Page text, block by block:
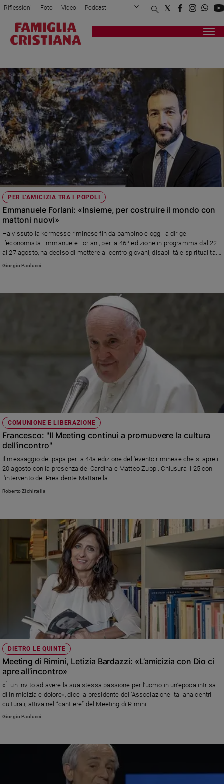
Attualità
Politica
Mondo
Economia
Legalità
e
giustizia
Sport
Interviste
Papa
Papa
Chiesa
Chiesa
Fede
Società
e
valori
Creato
Volontariato
valore
della
inclusione
Costume
Cultura
e
spettacoli
Sanremo
2026
Cinema,
Tv
Riflessioni Foto Video Podcast
Privacy Policy Chi siamo
Registrati Redazione
PER L’AMICIZIA TRA I POPOLI
Emmanuele Forlani: «Insieme, per costruire il mondo con
mattoni nuovi»
Ha vissuto la kermesse riminese fin da bambino e oggi la dirige.
L’economista Emmanuele Forlani, per la 46ª edizione in programma dal 22
al 27 agosto, ha deciso di mettere al centro giovani, disabilità e spiritualità.
E spiega: «Il nostro compito è mostrare che si può iniettare speranza anche
Giorgio Paolucci
COMUNIONE E LIBERAZIONE
Francesco: "Il Meeting continui a promuovere la cultura
dell'incontro"
Il messaggio del papa per la 44a edizione dell'evento riminese che si apre il
20 agosto con la presenza del Cardinale Matteo Zuppi. Chiusura il 25 con
l'intervento del Presidente Mattarella.
Roberto Zichittella
DIETRO LE QUINTE
Meeting di Rimini, Letizia Bardazzi: «L’amicizia con Dio ci
apre all’incontro»
«È un invito ad avere la sua stessa passione per l’uomo in un’epoca intrisa
di inimicizia e dolore», dice la presidente dell’Associazione italiana centri
culturali, attiva nel “cantiere” del Meeting di Rimini
Giorgio Paolucci